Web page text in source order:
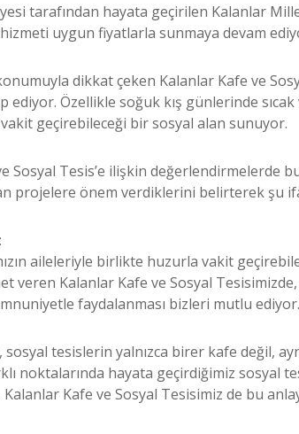
tarafından hayata geçirilen Kalanlar
uygun fiyatlarla sunmaya devam
dikkat çeken Kalanlar Kafe ve
ediyor. Özellikle soğuk kış günlerinde
geçirebileceği bir sosyal alan sunuyor.
Sosyal Tesis’e ilişkin değerlendirmelerde
projelere önem verdiklerini belirterek şu
aileleriyle birlikte huzurla vakit
veren Kalanlar Kafe ve Sosyal
faydalanması bizleri mutlu
sosyal tesislerin yalnızca birer kafe değil,
noktalarında hayata geçirdiğimiz sosyal
Kafe ve Sosyal Tesisimiz de bu